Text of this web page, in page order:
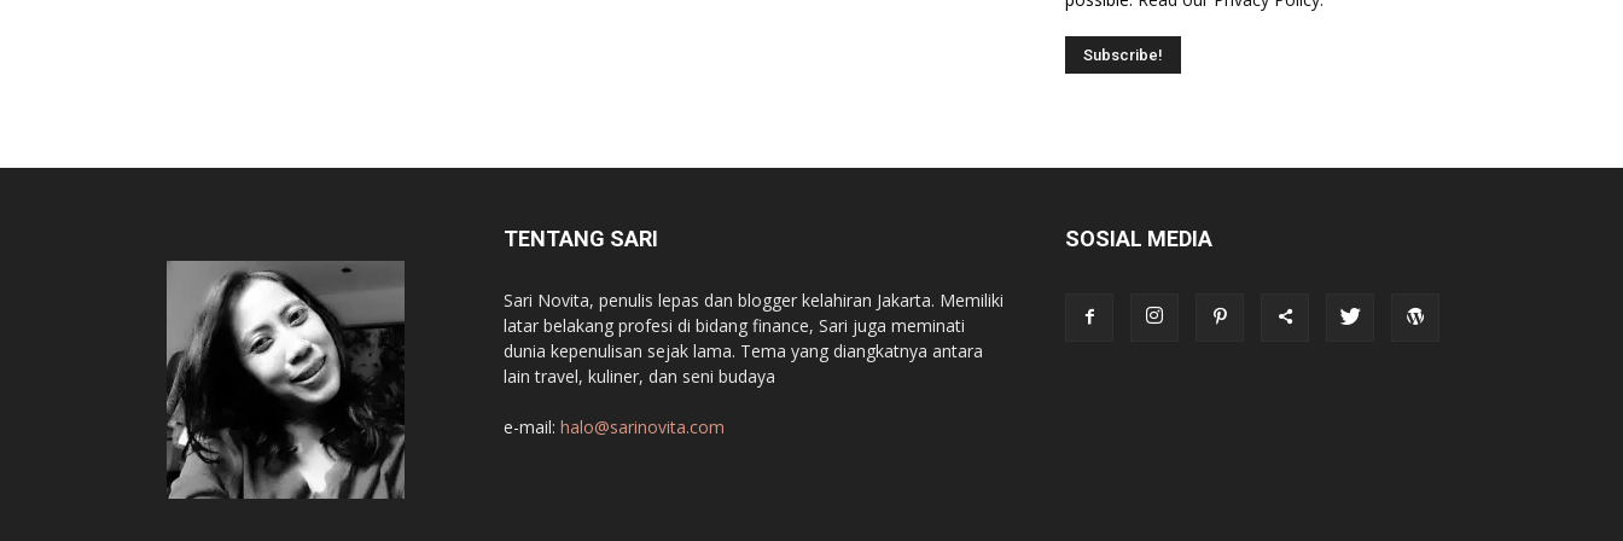
TENTANG SARI
Sari Novita, penulis lepas dan blogger kelahiran Jakarta. Memiliki
latar belakang profesi di bidang finance, Sari juga meminati
dunia kepenulisan sejak lama. Tema yang diangkatnya antara
lain travel, kuliner, dan seni budaya
e-mail: halo@sarinovita.com
SOSIAL MEDIA